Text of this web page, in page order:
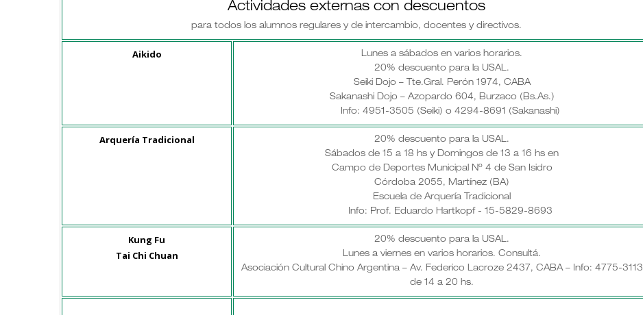
Actividades externas con descuentos
para todos los alumnos regulares y de intercambio, docentes y directivos.
Aikido
Lunes a sábados en varios horarios.
20% descuento para la USAL.
Seiki Dojo – Tte.Gral. Perón 1974, CABA
Sakanashi Dojo – Azopardo 604, Burzaco (Bs.As.)
Info: 4951-3505 (Seiki) o 4294-8691 (Sakanashi)
Arquería Tradicional
20% descuento para la USAL.
Sábados de 15 a 18 hs y Domingos de 13 a 16 hs en
Campo de Deportes Municipal Nº 4 de San Isidro
Córdoba 2055, Martínez (BA)
Escuela de Arquería Tradicional
Info: Prof. Eduardo Hartkopf - 15-5829-8693
Kung Fu
Tai Chi Chuan
20% descuento para la USAL.
Lunes a viernes en varios horarios. Consultá.
Asociación Cultural Chino Argentina – Av. Federico Lacroze 2437, CABA – Info: 4775-3113
de 14 a 20 hs.